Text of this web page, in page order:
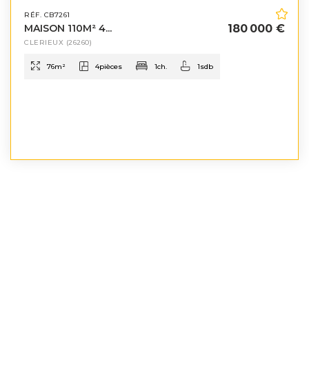
RÉF. CB7261
MAISON 110M² 4...
CLERIEUX (26260)
180 000 €
76m² 4pièces 1ch. 1sdb